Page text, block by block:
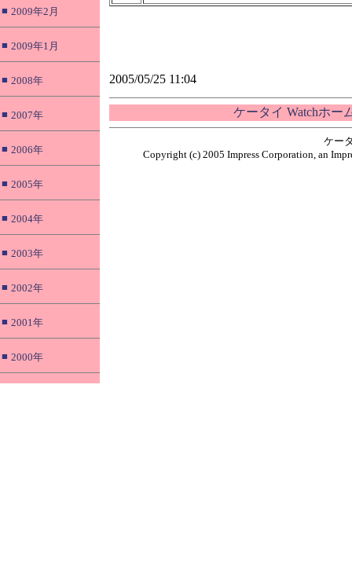
■ 2009年2月
■ 2009年1月
■ 2008年
■ 2007年
■ 2006年
■ 2005年
■ 2004年
■ 2003年
■ 2002年
■ 2001年
■ 2000年
2005/05/25 11:04
ケータイ Watchホー
ケー
Copyright (c) 2005 Impress Corporation, an